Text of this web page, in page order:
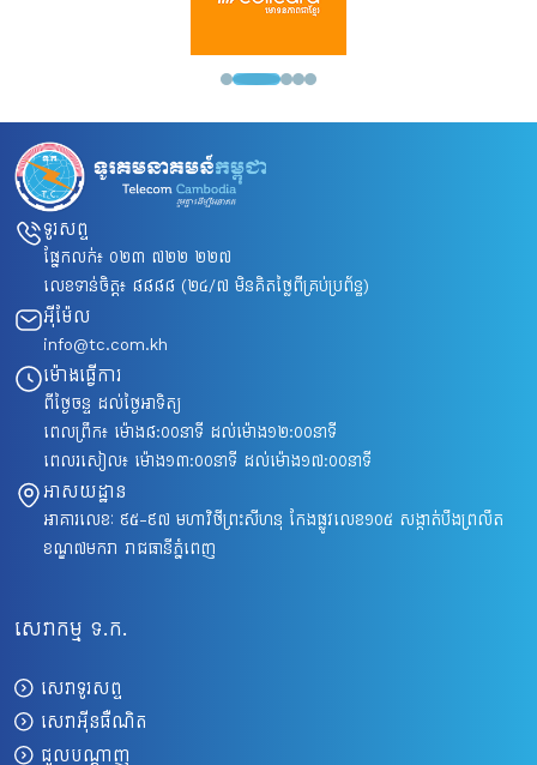
ទូរសព្ទ
ផ្នែកលក់៖ ០២៣ ៧២២ ២២៧
លេខទាន់ចិត្ត៖ ៨៨៨៨ (២៤/៧ មិនគិតថ្លៃពីគ្រប់ប្រព័ន្ធ)
អ៊ីម៉ែល
info@tc.com.kh
ម៉ោងធ្វើការ
ពីថ្ងៃចន្ទ ដល់ថ្ងៃអាទិត្យ
ពេលព្រឹក៖ ម៉ោង៨​:០០នាទី ដល់ម៉ោង១២:០០នាទី
ពេលរសៀល៖ ម៉ោង១៣:០០នាទី ដល់ម៉ោង១៧:០០នាទី
អាសយដ្ឋាន
អាគារលេខៈ ៩៥-៩៧ មហាវិថីព្រះសីហនុ កែងផ្លូវលេខ១០៥ សង្កាត់បឹងព្រលឹត
ខណ្ឌ៧មករា រាជធានីភ្នំពេញ
សេវាកម្ម ទ.ក.
សេវាទូរសព្ទ
សេវាអ៊ីនធឺណិត
ជួលបណ្តាញ